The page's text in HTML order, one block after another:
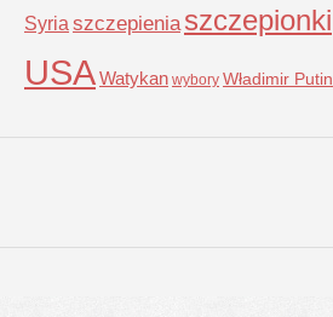
Syria szczepienia szczepionki
USAWatykan wybory Władimir Putin